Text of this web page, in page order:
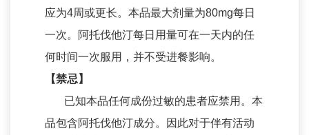
招聘岗位
联系我们
产品咨询
应为4周或更长。本品最大剂量为80mg每日
一次。阿托伐他汀每日用量可在一天内的任
何时间一次服用，并不受进餐影响。
【禁忌】
已知本品任何成份过敏的患者应禁用。本
品包含阿托伐他汀成分。因此对于伴有活动